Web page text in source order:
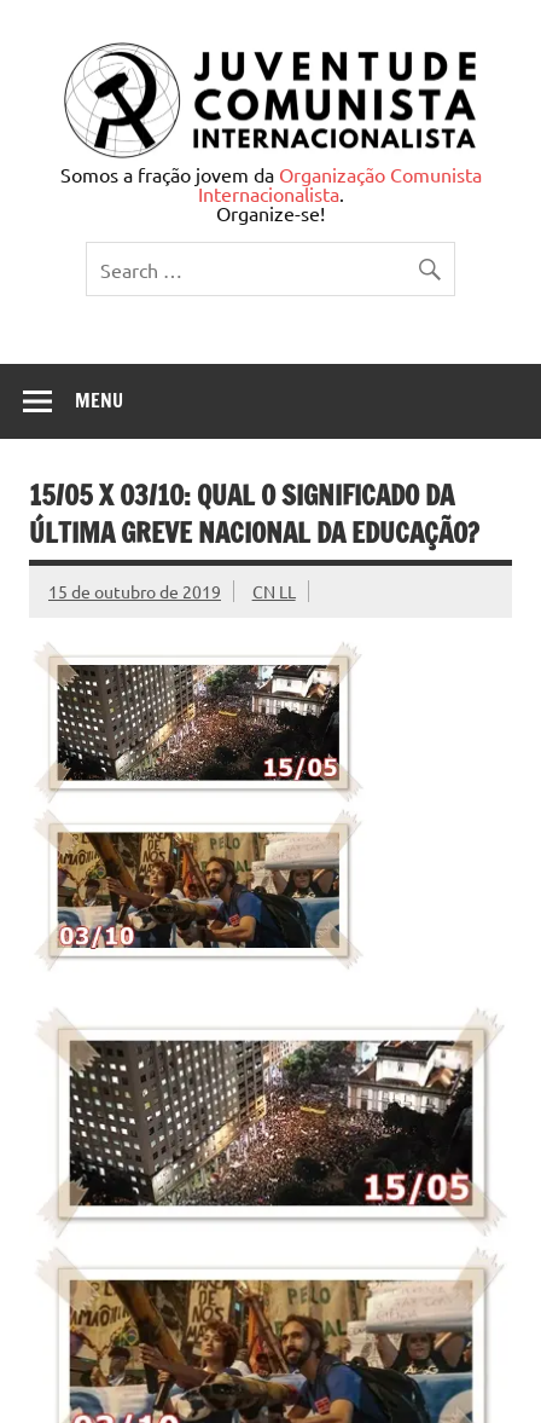
Juventude Comunista
Internacionalista
Somos a fração jovem da Organização Comunista
Internacionalista.
Organize-se!
MENU
15/05 X 03/10: QUAL O SIGNIFICADO DA
ÚLTIMA GREVE NACIONAL DA EDUCAÇÃO?
15 de outubro de 2019 CN LL